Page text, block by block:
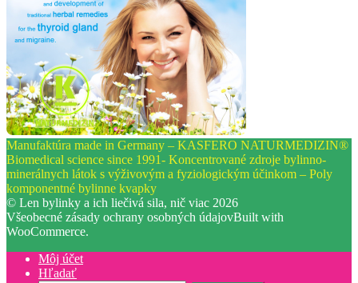
Manufaktúra made in Germany – KASFERO NATURMEDIZIN®
Biomedical science since 1991- Koncentrované zdroje bylinno-
minerálnych látok s výživovým a fyziologickým účinkom – Poly
komponentné bylinne kvapky
© Len bylinky a ich liečivá sila, nič viac 2026
Všeobecné zásady ochrany osobných údajovBuilt with
WooCommerce.
Môj účet
Hľadať